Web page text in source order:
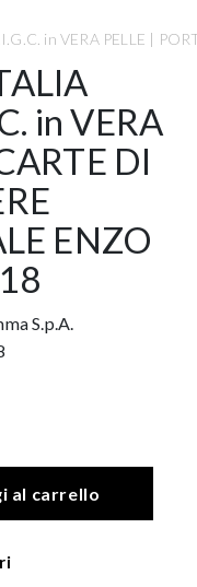
in VERA PELLE |
in VERA
DI
ENZO
S.p.A.
al carrello